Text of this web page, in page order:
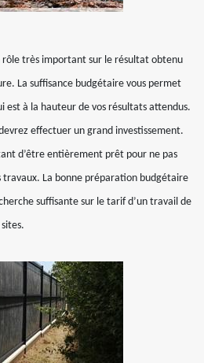
rôle très important sur le résultat obtenu
La suffisance budgétaire vous permet
est à la hauteur de vos résultats attendus.
effectuer un grand investissement.
d’être entièrement prêt pour ne pas
La bonne préparation budgétaire
suffisante sur le tarif d’un travail de